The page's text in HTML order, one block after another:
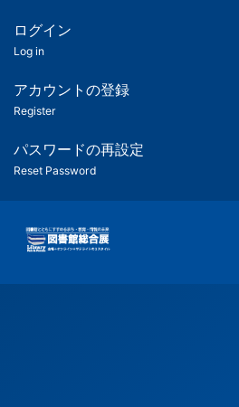
ツ
匿
名
ユ
ー
ー
用
メ
ログイン
Log in
アカウントの登録
Register
パスワードの再設定
Reset Password